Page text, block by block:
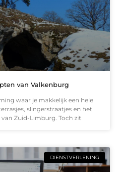
van Valkenburg
waar je makkelijk een hele
slingerstraatjes en het
Zuid-Limburg. Toch zit
DIENSTVERLENING